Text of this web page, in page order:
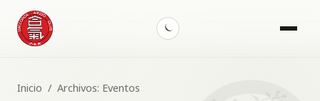
Toggle
dark
Menu
Inicio / Archivos: Eventos